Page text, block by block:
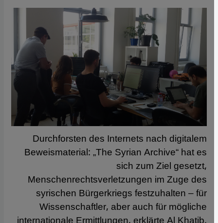
Durchforsten des Internets nach digitalem
Beweismaterial: „The Syrian Archive“ hat es
sich zum Ziel gesetzt,
Menschenrechtsverletzungen im Zuge des
syrischen Bürgerkriegs festzuhalten – für
Wissenschaftler, aber auch für mögliche